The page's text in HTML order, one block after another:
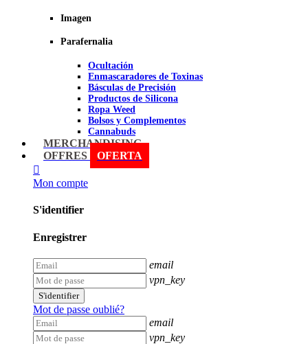
Ceniceros para Fumadores
Pipas BHO
Dabbers
Imagen
Imagen
Parafernalia
Ocultación
Enmascaradores de Toxinas
Básculas de Precisión
Productos de Silicona
Ropa Weed
Bolsos y Complementos
Cannabuds
Inciensos
Libros y DVD's
Imagen
MERCHANDISING
OFFRES
OFERTA
Mon compte
S'identifier
Enregistrer
email
vpn_key
S'identifier
Mot de passe oublié?
email
vpn_key